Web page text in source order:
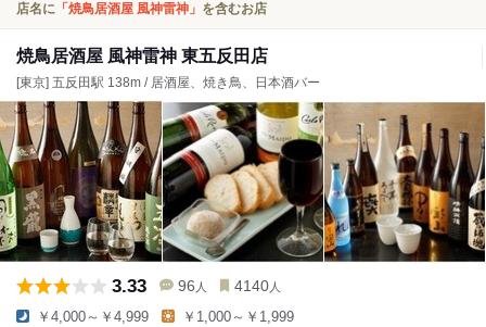
店名に 「焼鳥居酒屋 風神雷神」 を含むお店
焼鳥居酒屋 風神雷神 東五反田店
[東京] 五反田駅 138m / 居酒屋、焼き鳥、日本酒バー
3.33 96 人 4140 人
￥4,000～￥4,999 ￥1,000～￥1,999